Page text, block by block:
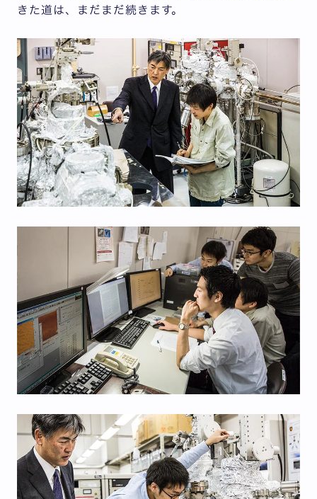
きた道は、まだまだ続きます。